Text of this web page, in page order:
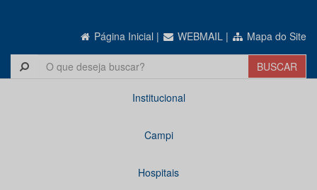
Página Inicial | WEBMAIL | Mapa do Site
Institucional
Campi
Hospitais